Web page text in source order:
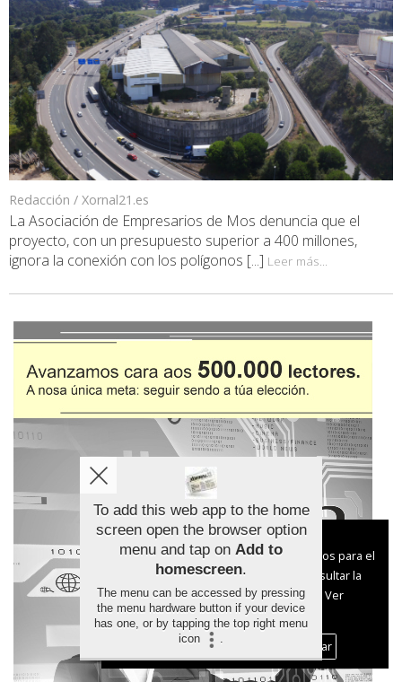
Redacción / Xornal21.es
La Asociación de Empresarios de Mos denuncia que el
proyecto, con un presupuesto superior a 400 millones,
ignora la conexión con los polígonos [...] Leer más...
To add this web app to the home
screen open the browser option
menu and tap on Add to
homescreen.
The menu can be accessed by pressing
the menu hardware button if your device
has one, or by tapping the top right menu
icon
.
Aviso sobre el Uso de cookies:
Utilizamos cookies nuestras y de terceros para el
funcionamiento del digital. Puedes consultar la
lista de cookies y como desconectarlas.
Ver
nuestra Política de Privacidad y Cookies
Aceptar Cookies
Personalizar